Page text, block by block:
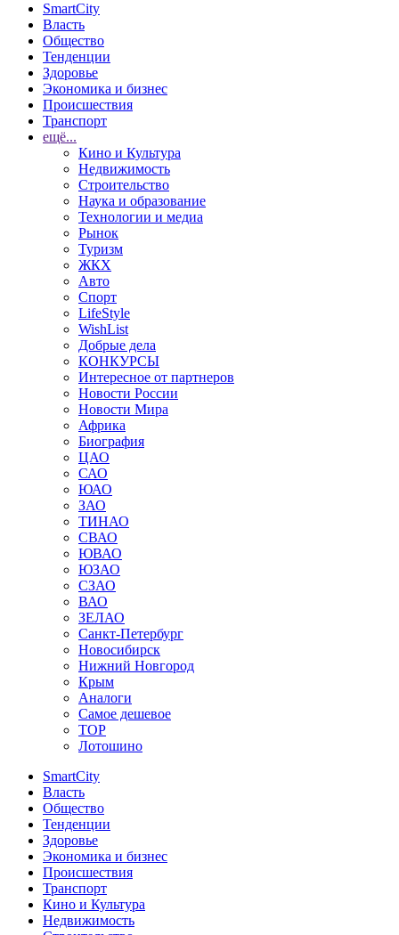
SmartCity
Власть
Общество
Тенденции
Здоровье
Экономика и бизнес
Происшествия
Транспорт
ещё...
Кино и Культура
Недвижимость
Строительство
Наука и образование
Технологии и медиа
Рынок
Туризм
ЖКХ
Авто
Спорт
LifeStyle
WishList
Добрые дела
КОНКУРСЫ
Интересное от партнеров
Новости России
Новости Мира
Африка
Биография
ЦАО
САО
ЮАО
ЗАО
ТИНАО
СВАО
ЮВАО
ЮЗАО
СЗАО
ВАО
ЗЕЛАО
Санкт-Петербург
Новосибирск
Нижний Новгород
Крым
Аналоги
Самое дешевое
TOP
Лотошино
SmartCity
Власть
Общество
Тенденции
Здоровье
Экономика и бизнес
Происшествия
Транспорт
Кино и Культура
Недвижимость